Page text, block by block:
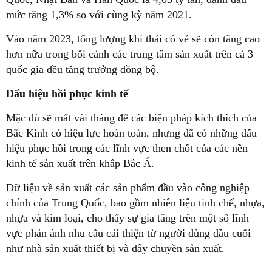
mức tăng 1,3% so với cùng kỳ năm 2021.
Vào năm 2023, tổng lượng khí thải có vẻ sẽ còn tăng cao
hơn nữa trong bối cảnh các trung tâm sản xuất trên cả 3
quốc gia đều tăng trưởng đồng bộ.
Dấu hiệu hồi phục kinh tế
Mặc dù sẽ mất vài tháng để các biện pháp kích thích của
Bắc Kinh có hiệu lực hoàn toàn, nhưng đã có những dấu
hiệu phục hồi trong các lĩnh vực then chốt của các nền
kinh tế sản xuất trên khắp Bắc Á.
Dữ liệu về sản xuất các sản phẩm đầu vào công nghiệp
chính của Trung Quốc, bao gồm nhiên liệu tinh chế, nhựa,
nhựa và kim loại, cho thấy sự gia tăng trên một số lĩnh
vực phản ánh nhu cầu cải thiện từ người dùng đầu cuối
như nhà sản xuất thiết bị và dây chuyền sản xuất.